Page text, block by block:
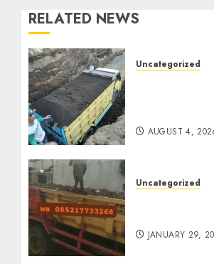
RELATED NEWS
Uncategorized
AUGUST 4,
Uncategorized
JANUARY 29,